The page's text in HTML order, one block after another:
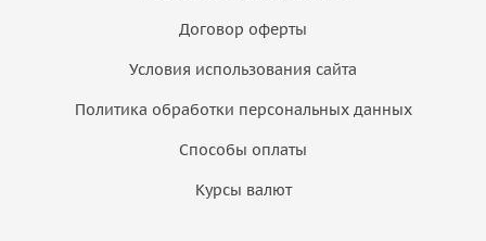
Договор оферты
Условия использования сайта
Политика обработки персональных данных
Способы оплаты
Курсы валют